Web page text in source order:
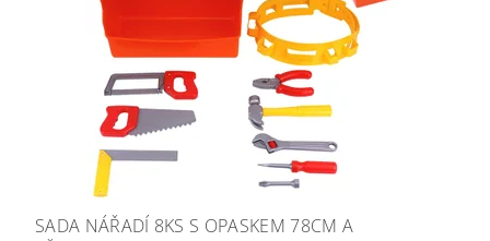
SADA NÁŘADÍ 8KS S OPASKEM 78CM A